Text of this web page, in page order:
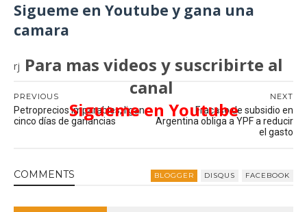
Sigueme en Youtube y gana una
camara
Para mas videos y suscribirte al
canal
Sigueme en Youtube
rj
NEXT
Fracaso de subsidio en
Argentina obliga a YPF a reducir
el gasto
PREVIOUS
Petroprecios imparables, ligan
cinco días de ganancias
COMMENTS BLOGGER DISQUS FACEBOOK